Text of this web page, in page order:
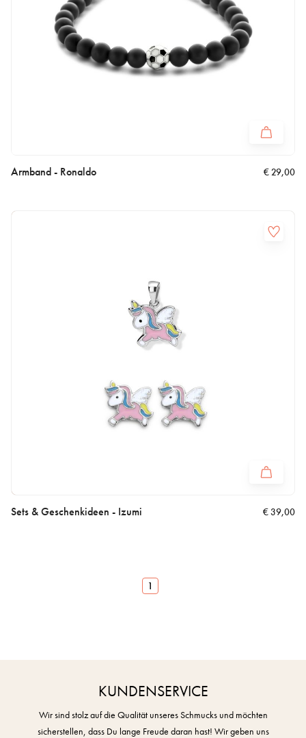
Armband - Ronaldo €29,00
Sets & Geschenkideen - Izumi €39,00
1
KUNDENSERVICE
Wir sind stolz auf die Qualität unseres Schmucks und möchten
sicherstellen, dass Du lange Freude daran hast! Wir geben uns